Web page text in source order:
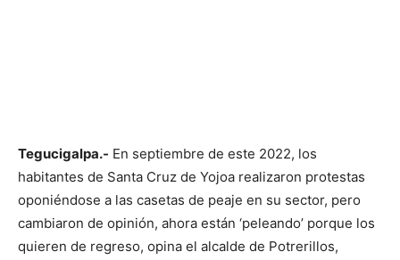
Tegucigalpa.- En septiembre de este 2022, los
habitantes de Santa Cruz de Yojoa realizaron protestas
oponiéndose a las casetas de peaje en su sector, pero
cambiaron de opinión, ahora están ‘peleando’ porque los
quieren de regreso, opina el alcalde de Potrerillos,